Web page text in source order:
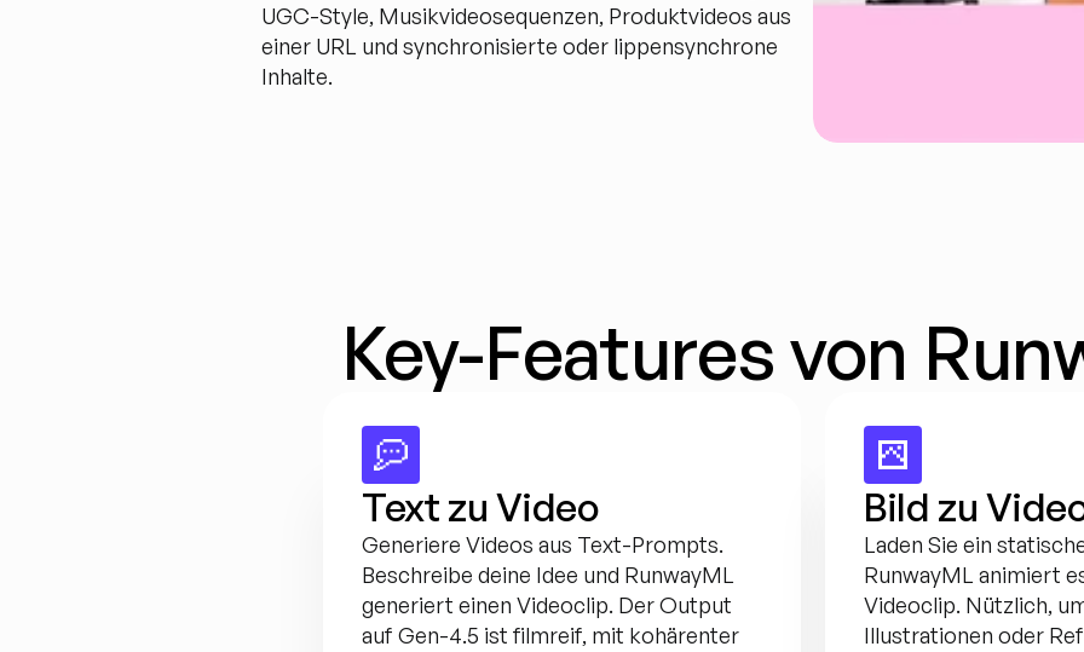
UGC-Style, Musikvideosequenzen, Produktvideos aus
einer URL und synchronisierte oder lippensynchrone
Inhalte.
Key-Features von
Text zu Video
Generiere Videos aus Text-Prompts.
Beschreibe deine Idee und RunwayML
generiert einen Videoclip. Der Output
auf Gen-4.5 ist filmreif, mit kohärenter
Bild zu
Laden Sie ein
RunwayML animiert
Videoclip. Nützlich,
Illustrationen oder